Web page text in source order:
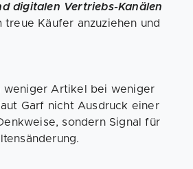
digitalen Vertriebs-Kanälen
treue Käufer anzuziehen und
weniger Artikel bei weniger
Garf nicht Ausdruck einer
sondern Signal für